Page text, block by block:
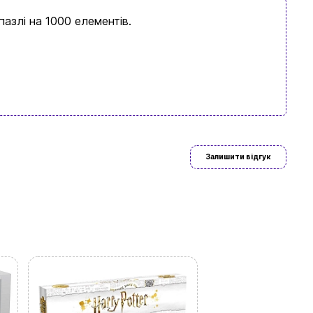
на 1000 елементів.
Залишити відгук
знайдете